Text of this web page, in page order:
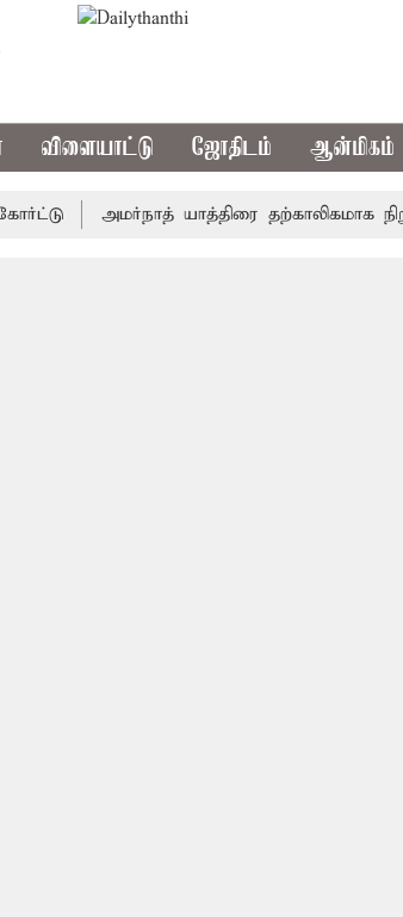
விளையாட்டு ஜோதிடம் ஆன்மிகம்
அமர்நாத் யாத்திரை தற்காலிகமாக நிறுத்தம்